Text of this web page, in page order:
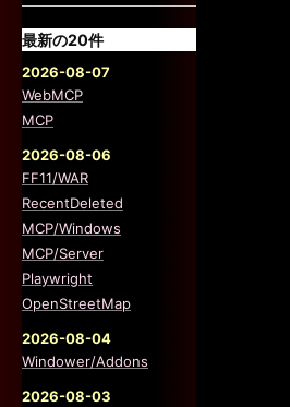
最新の20件
2026-08-07
WebMCP
MCP
2026-08-06
FF11/WAR
RecentDeleted
MCP/Windows
MCP/Server
Playwright
OpenStreetMap
2026-08-04
Windower/Addons
2026-08-03